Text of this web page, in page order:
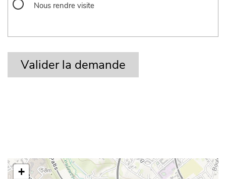
Nous rendre visite
+